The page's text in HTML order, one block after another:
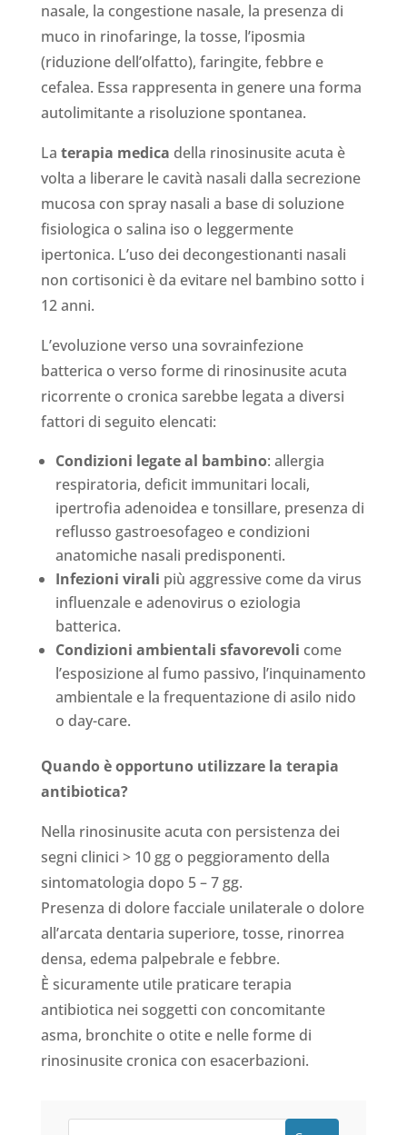
nasale, la congestione nasale, la presenza di
muco in rinofaringe, la tosse, l’iposmia
(riduzione dell’olfatto), faringite, febbre e
cefalea. Essa rappresenta in genere una forma
autolimitante a risoluzione spontanea.
La terapia medica della rinosinusite acuta è
volta a liberare le cavità nasali dalla secrezione
mucosa con spray nasali a base di soluzione
fisiologica o salina iso o leggermente
ipertonica. L’uso dei decongestionanti nasali
non cortisonici è da evitare nel bambino sotto i
12 anni.
L’evoluzione verso una sovrainfezione
batterica o verso forme di rinosinusite acuta
ricorrente o cronica sarebbe legata a diversi
fattori di seguito elencati:
Condizioni legate al bambino: allergia
respiratoria, deficit immunitari locali,
ipertrofia adenoidea e tonsillare, presenza di
reflusso gastroesofageo e condizioni
anatomiche nasali predisponenti.
Infezioni virali più aggressive come da virus
influenzale e adenovirus o eziologia
batterica.
Condizioni ambientali sfavorevoli come
l’esposizione al fumo passivo, l’inquinamento
ambientale e la frequentazione di asilo nido
o day-care.
Quando è opportuno utilizzare la terapia
antibiotica?
Nella rinosinusite acuta con persistenza dei
segni clinici > 10 gg o peggioramento della
sintomatologia dopo 5 – 7 gg.
Presenza di dolore facciale unilaterale o dolore
all’arcata dentaria superiore, tosse, rinorrea
densa, edema palpebrale e febbre.
È sicuramente utile praticare terapia
antibiotica nei soggetti con concomitante
asma, bronchite o otite e nelle forme di
rinosinusite cronica con esacerbazioni.